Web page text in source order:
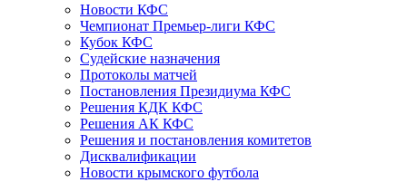
Новости КФС
Чемпионат Премьер-лиги КФС
Кубок КФС
Судейские назначения
Протоколы матчей
Постановления Президиума КФС
Решения КДК КФС
Решения АК КФС
Решения и постановления комитетов
Дисквалификации
Новости крымского футбола